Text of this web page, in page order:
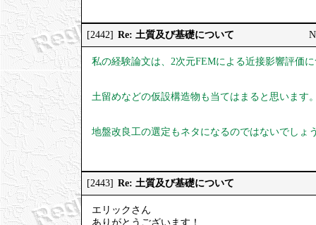
[2442] Re: 土質及び基礎について
私の経験論文は、2次元FEMによる近接影響評価
土留めなどの仮設構造物も当てはまると思います
地盤改良工の選定もネタになるのではないでしょ
[2443] Re: 土質及び基礎について
エリックさん
ありがとうございます！